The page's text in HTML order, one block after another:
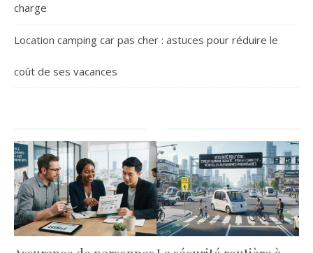
charge
Location camping car pas cher : astuces pour réduire le
coût de ses vacances